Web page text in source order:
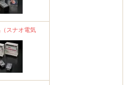
スナオ電気